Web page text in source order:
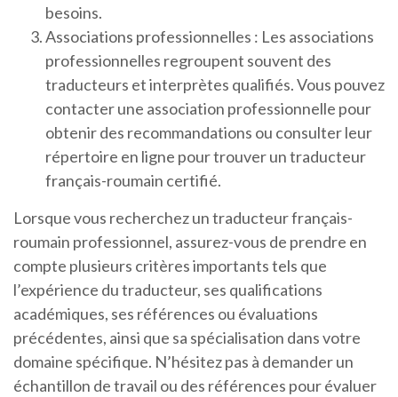
besoins.
Associations professionnelles : Les associations
professionnelles regroupent souvent des
traducteurs et interprètes qualifiés. Vous pouvez
contacter une association professionnelle pour
obtenir des recommandations ou consulter leur
répertoire en ligne pour trouver un traducteur
français-roumain certifié.
Lorsque vous recherchez un traducteur français-
roumain professionnel, assurez-vous de prendre en
compte plusieurs critères importants tels que
l’expérience du traducteur, ses qualifications
académiques, ses références ou évaluations
précédentes, ainsi que sa spécialisation dans votre
domaine spécifique. N’hésitez pas à demander un
échantillon de travail ou des références pour évaluer